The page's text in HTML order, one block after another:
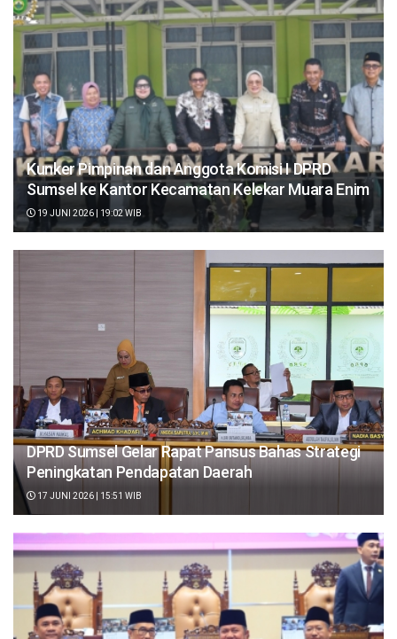
Kunker Pimpinan dan Anggota Komisi I DPRD
Sumsel ke Kantor Kecamatan Kelekar Muara Enim
19 JUNI 2026 | 19:02 WIB
DPRD Sumsel Gelar Rapat Pansus Bahas Strategi
Peningkatan Pendapatan Daerah
17 JUNI 2026 | 15:51 WIB